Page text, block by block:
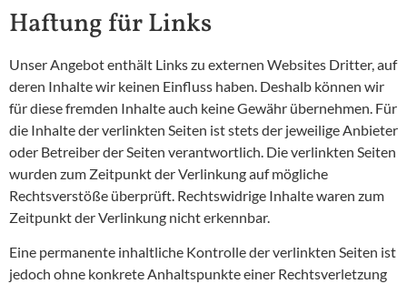
Haftung für Links
Unser Angebot enthält Links zu externen Websites Dritter, auf
deren Inhalte wir keinen Einfluss haben. Deshalb können wir
für diese fremden Inhalte auch keine Gewähr übernehmen. Für
die Inhalte der verlinkten Seiten ist stets der jeweilige Anbieter
oder Betreiber der Seiten verantwortlich. Die verlinkten Seiten
wurden zum Zeitpunkt der Verlinkung auf mögliche
Rechtsverstöße überprüft. Rechtswidrige Inhalte waren zum
Zeitpunkt der Verlinkung nicht erkennbar.
Eine permanente inhaltliche Kontrolle der verlinkten Seiten ist
jedoch ohne konkrete Anhaltspunkte einer Rechtsverletzung